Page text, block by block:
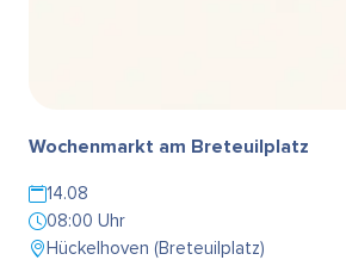
Wochenmarkt am Breteuilplatz
14.08
08:00 Uhr
Hückelhoven (Breteuilplatz)